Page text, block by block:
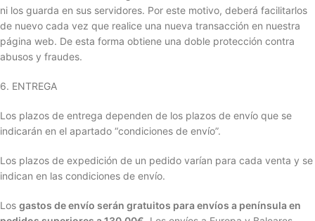
ni los guarda en sus servidores. Por este motivo, deberá facilitarlos
de nuevo cada vez que realice una nueva transacción en nuestra
página web. De esta forma obtiene una doble protección contra
abusos y fraudes.
6. ENTREGA
Los plazos de entrega dependen de los plazos de envío que se
indicarán en el apartado “condiciones de envío”.
Los plazos de expedición de un pedido varían para cada venta y se
indican en las condiciones de envío.
Los gastos de envío serán gratuitos para envíos a península en